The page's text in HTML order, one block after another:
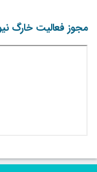
مجوز فعالیت خارگ